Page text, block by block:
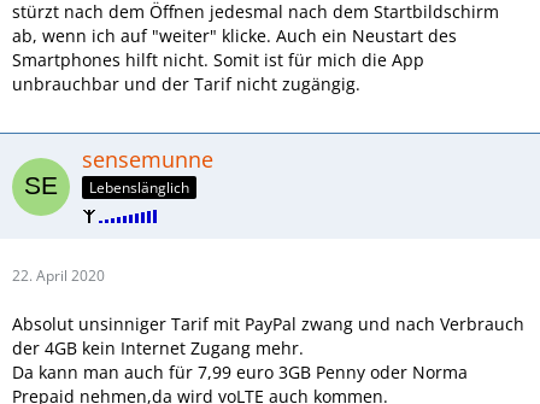
stürzt nach dem Öffnen jedesmal nach dem Startbildschirm
ab, wenn ich auf "weiter" klicke. Auch ein Neustart des
Smartphones hilft nicht. Somit ist für mich die App
unbrauchbar und der Tarif nicht zugängig.
sensemunne
Lebenslänglich
22. April 2020
Absolut unsinniger Tarif mit PayPal zwang und nach Verbrauch
der 4GB kein Internet Zugang mehr.
Da kann man auch für 7,99 euro 3GB Penny oder Norma
Prepaid nehmen,da wird voLTE auch kommen.